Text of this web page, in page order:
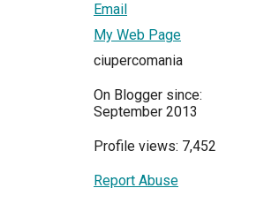
Email
My Web Page
ciupercomania
On Blogger since:
September 2013
Profile views: 7,452
Report Abuse